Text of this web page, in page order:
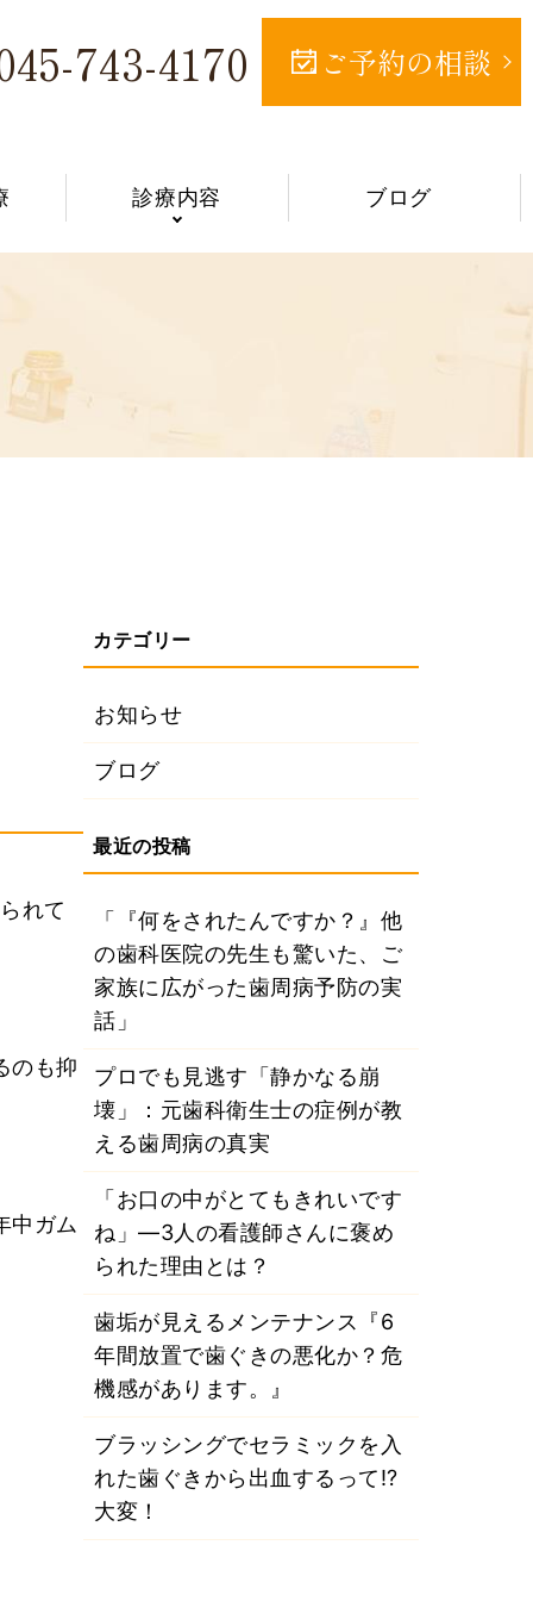
743-4170 ご予約の相談
診療内容 ブログ
れて
のも抑
中ガム
お知らせ
ブログ
「『何をされたんですか？』他
の歯科医院の先生も驚いた、ご
家族に広がった歯周病予防の実
話」
プロでも見逃す「静かなる崩
壊」：元歯科衛生士の症例が教
える歯周病の真実
「お口の中がとてもきれいです
ね」―3人の看護師さんに褒め
られた理由とは？
歯垢が見えるメンテナンス『6
年間放置で歯ぐきの悪化か？危
機感があります。』
ブラッシングでセラミックを入
れた歯ぐきから出血するって⁉
大変！